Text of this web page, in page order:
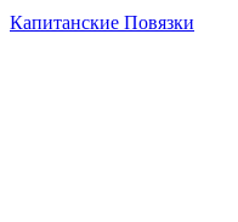
Капитанские Повязки